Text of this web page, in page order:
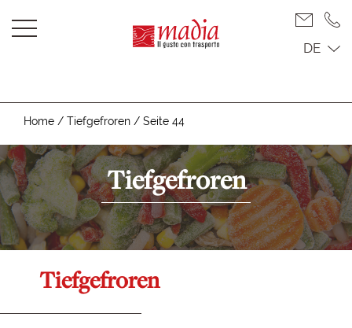
DE
Home / Tiefgefroren / Seite 44
Tiefgefroren
Tiefgefroren